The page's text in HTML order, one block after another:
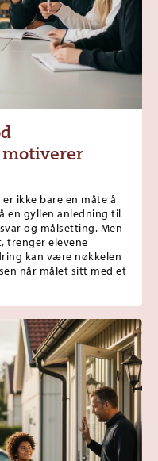
ikke bare en måte å
en gyllen anledning til
og målsetting. Men
trenger elevene
kan være nøkkelen
når målet sitt med et